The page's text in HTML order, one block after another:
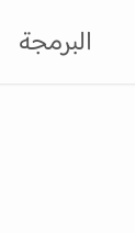
البرمجة